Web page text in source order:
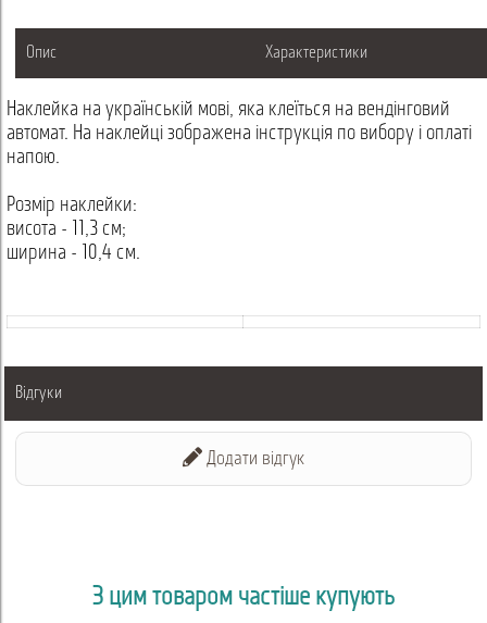
Опис Характеристики
Наклейка на українській мові, яка клеїться на вендінговий
автомат. На наклейці зображена інструкція по вибору і оплаті
напою.
Розмір наклейки:
висота - 11,3 см;
ширина - 10,4 см.
Відгуки
Додати відгук
З цим товаром частіше купують